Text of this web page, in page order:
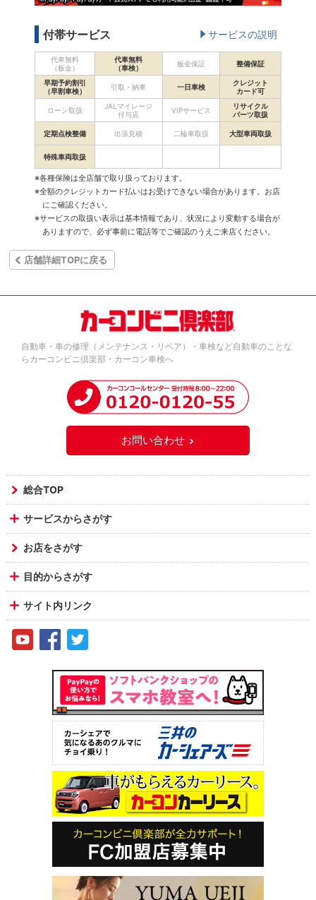
付帯サービス サービスの説明
代車無料
（板金）
代車無料
（車検）
板金保証 整備保証
早期予約割引
（早割車検）
引取・納車 一日車検
クレジット
カード可
ローン取扱
JALマイレージ
付与店
VIPサービス
リサイクル
パーツ取扱
定期点検整備 出張見積 二輪車取扱 大型車両取扱
特殊車両取扱
※各種保険は全店舗で取り扱っております。
※全額のクレジットカード払いはお受けできない場合があります。お店
にご確認ください。
※サービスの取扱い表示は基本情報であり、状況により変動する場合が
ありますので、必ず事前に電話等でご確認のうえご来店ください。
店舗詳細TOPに戻る
自動車・車の修理（メンテナンス・リペア）・車検など自動車のことな
らカーコンビニ倶楽部・カーコン車検へ
お問い合わせ
総合TOP
サービスからさがす
お店をさがす
目的からさがす
サイト内リンク